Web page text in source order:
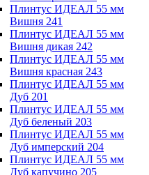
Плинтус ИДЕАЛ 55 мм
Вишня 241
Плинтус ИДЕАЛ 55 мм
Вишня дикая 242
Плинтус ИДЕАЛ 55 мм
Вишня красная 243
Плинтус ИДЕАЛ 55 мм
Дуб 201
Плинтус ИДЕАЛ 55 мм
Дуб беленый 203
Плинтус ИДЕАЛ 55 мм
Дуб имперский 204
Плинтус ИДЕАЛ 55 мм
Дуб капучино 205